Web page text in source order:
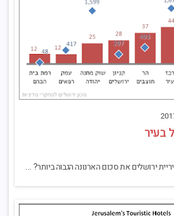
בעיר
ירושלים את סכום הארנונה הגבוה ביותר? ...